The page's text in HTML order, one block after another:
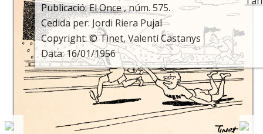
Publicació:El Once, núm. 575.
Cedida per: Jordi Riera Pujal
Copyright: © Tinet, Valentí Castanys
Data: 16/01/1956